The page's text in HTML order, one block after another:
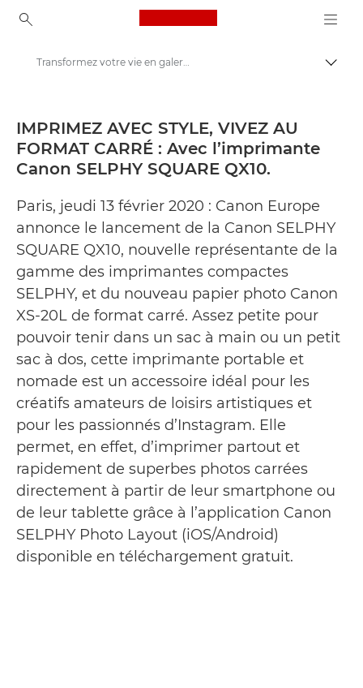
Canon Logo, back to
Presse
Communiqués de presse - Centre de presse Canon
Transformez votre vie en galerie avec SELPHY SQUARE QX10 de Canon - Centre de presse Canon
IMPRIMEZ AVEC STYLE, VIVEZ AU
FORMAT CARRÉ : Avec l’imprimante
Canon SELPHY SQUARE QX10.
Paris, jeudi 13 février 2020 : Canon Europe
annonce le lancement de la Canon SELPHY
SQUARE QX10, nouvelle représentante de la
gamme des imprimantes compactes
SELPHY, et du nouveau papier photo Canon
XS-20L de format carré. Assez petite pour
pouvoir tenir dans un sac à main ou un petit
sac à dos, cette imprimante portable et
nomade est un accessoire idéal pour les
créatifs amateurs de loisirs artistiques et
pour les passionnés d’Instagram. Elle
permet, en effet, d’imprimer partout et
rapidement de superbes photos carrées
directement à partir de leur smartphone ou
de leur tablette grâce à l’application Canon
SELPHY Photo Layout (iOS/Android)
disponible en téléchargement gratuit.